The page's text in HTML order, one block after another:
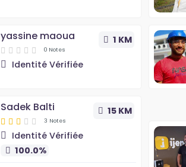
1 KM
yassine maoua
0 Notes
Identité Vérifiée
15 KM
Sadek Balti
3 Notes
Identité Vérifiée
100.0%